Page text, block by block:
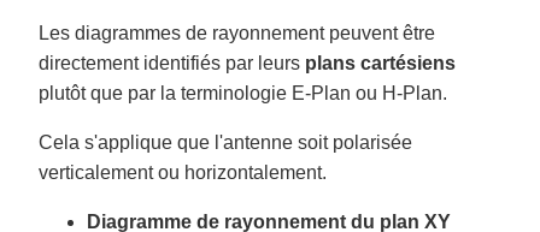
Les diagrammes de rayonnement peuvent être
directement identifiés par leurs plans cartésiens
plutôt que par la terminologie E-Plan ou H-Plan.
Cela s'applique que l'antenne soit polarisée
verticalement ou horizontalement.
Diagramme de rayonnement du plan XY